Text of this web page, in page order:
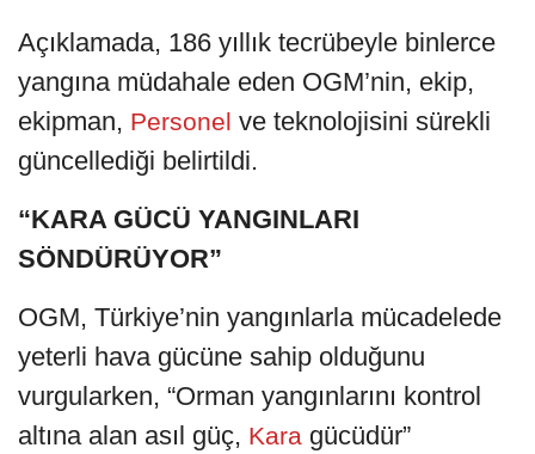
Açıklamada, 186 yıllık tecrübeyle binlerce
yangına müdahale eden OGM’nin, ekip,
ekipman, Personel ve teknolojisini sürekli
güncellediği belirtildi.
“KARA GÜCÜ YANGINLARI
SÖNDÜRÜYOR”
OGM, Türkiye’nin yangınlarla mücadelede
yeterli hava gücüne sahip olduğunu
vurgularken, “Orman yangınlarını kontrol
altına alan asıl güç, Kara gücüdür”